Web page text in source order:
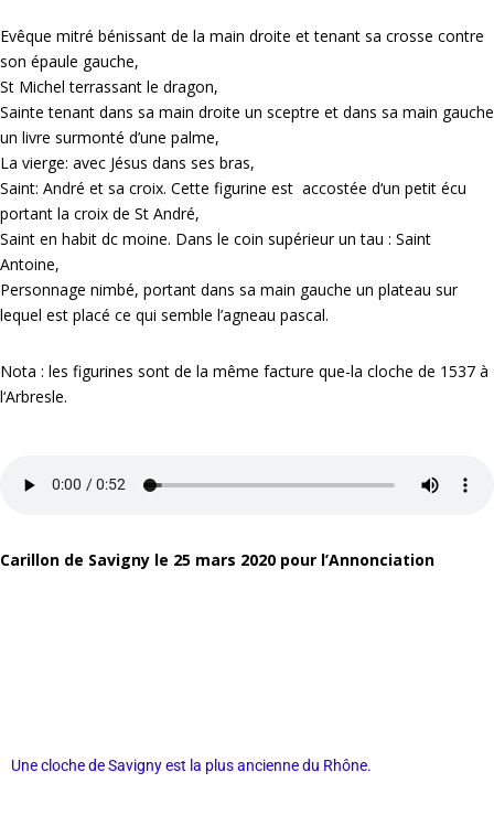
Evêque mitré bénissant de la main droite et tenant sa crosse contre
son épaule gauche,
St Michel terrassant le dragon,
Sainte tenant dans sa main droite un sceptre et dans sa main gauche
un livre surmonté d’une palme,
La vierge: avec Jésus dans ses bras,
Saint: André et sa croix. Cette figurine est accostée d‘un petit écu
portant la croix de St André,
Saint en habit dc moine. Dans le coin supérieur un tau : Saint
Antoine,
Personnage nimbé, portant dans sa main gauche un plateau sur
lequel est placé ce qui semble l’agneau pascal.
Nota : les figurines sont de la même facture que-la cloche de 1537 à
l‘Arbresle.
Carillon de Savigny le 25 mars 2020 pour l’Annonciation
Une cloche de Savigny est la plus ancienne du Rhône.